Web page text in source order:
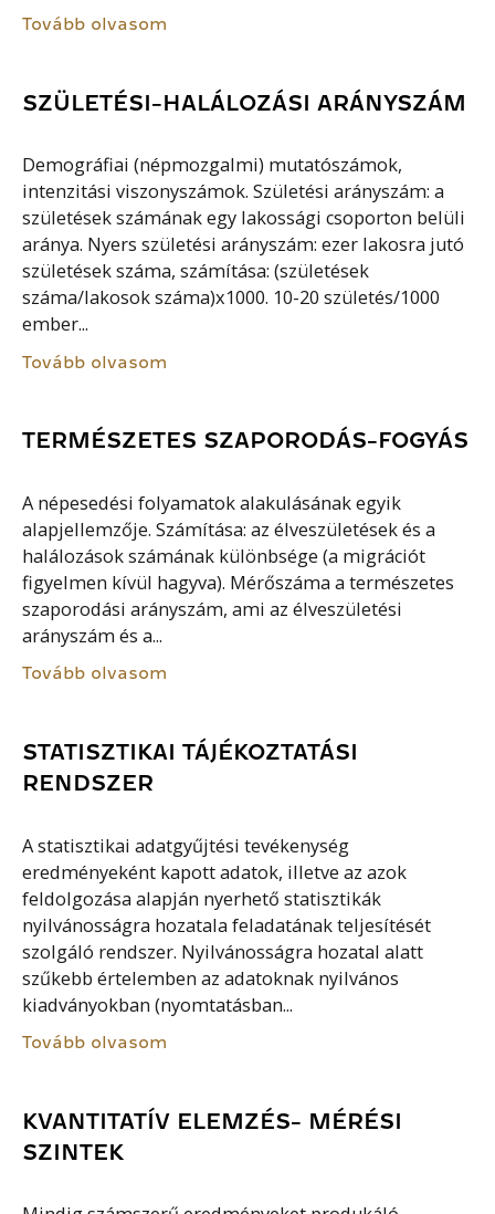
Tovább olvasom
SZÜLETÉSI-HALÁLOZÁSI ARÁNYSZÁM
Demográfiai (népmozgalmi) mutatószámok,
intenzitási viszonyszámok. Születési arányszám: a
születések számának egy lakossági csoporton belüli
aránya. Nyers születési arányszám: ezer lakosra jutó
születések száma, számítása: (születések
száma/lakosok száma)x1000. 10-20 születés/1000
ember...
Tovább olvasom
TERMÉSZETES SZAPORODÁS-FOGYÁS
A népesedési folyamatok alakulásának egyik
alapjellemzője. Számítása: az élveszületések és a
halálozások számának különbsége (a migrációt
figyelmen kívül hagyva). Mérőszáma a természetes
szaporodási arányszám, ami az élveszületési
arányszám és a...
Tovább olvasom
STATISZTIKAI TÁJÉKOZTATÁSI
RENDSZER
A statisztikai adatgyűjtési tevékenység
eredményeként kapott adatok, illetve az azok
feldolgozása alapján nyerhető statisztikák
nyilvánosságra hozatala feladatának teljesítését
szolgáló rendszer. Nyilvánosságra hozatal alatt
szűkebb értelemben az adatoknak nyilvános
kiadványokban (nyomtatásban...
Tovább olvasom
KVANTITATÍV ELEMZÉS- MÉRÉSI
SZINTEK